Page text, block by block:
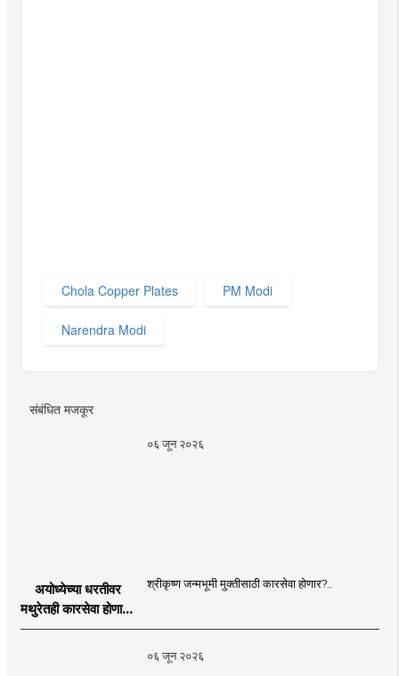
Chola Copper Plates PM Modi
Narendra Modi
संबंधित मजकूर
०६ जून २०२६
अयोध्येच्या धरतीवर
मथुरेतही कारसेवा होणार?
| Shri Krishna
श्रीकृष्ण जन्मभूमी मुक्तीसाठी कारसेवा होणार?..
०६ जून २०२६